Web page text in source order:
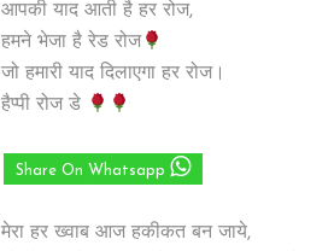
आपकी याद आती है हर रोज,
हमने भेजा है रेड रोज
जो हमारी याद दिलाएगा हर रोज।
हैप्पी रोज डे
Share On Whatsapp
मेरा हर ख्वाब आज हकीकत बन जाये,